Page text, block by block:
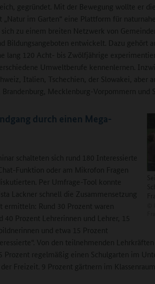
gegründet. Mit der Bewegung wollte er
im Garten“ eine Plattform für
zu einem breiten Netzwerk von
Bildungsangeboten entwickelt. Dazu gehört
lang 120 Acht- bis Zwölfjährige
Umweltberufe kennenlernen.
Italien, Tschechien, der Slowakei, aber
Brandenburg, Mecklenburg-Vorpommern und
durch einen Mega-
schalteten sich rund 180 Interessierte
Funktion oder am Mikrofon Fragen
Per Umfrage-Tool konnte
Lackner schnell die Zusammensetzung
ermitteln: Rund 30 Prozent waren
40 Prozent Lehrerinnen und Lehrer, 15
und etwa 15 Prozent
Von den teilnehmenden
Prozent regelmäßig einen Schulgarten im
Freizeit. 9 Prozent gärtnern im